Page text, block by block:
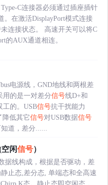
C连接器必须通过插座插针
。在激活DisplayPort模式连接
连接状态。 高速开关可以将C
的AUX通道相连。
电源线，GND地线和两根差
用的是一对差分信号线D+和
工的。USB信号抗干扰能力
降低其它信号对USB数据信号
道，差分......
空闲信号）
据线构成，根据是否驱动，差
止态,差分态, 单端态和全高速